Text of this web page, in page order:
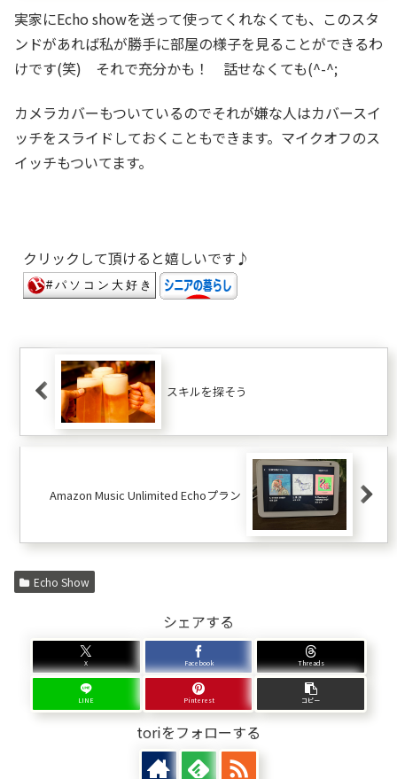
実家にEcho showを送って使ってくれなくても、このスタ
ンドがあれば私が勝手に部屋の様子を見ることができるわ
けです(笑) それで充分かも！ 話せなくても(^-^;
カメラカバーもついているのでそれが嫌な人はカバースイ
ッチをスライドしておくこともできます。マイクオフのス
イッチもついてます。
クリックして頂けると嬉しいです♪
スキルを探そう
Amazon Music Unlimited Echoプラン
Echo Show
シェアする
X Facebook Threads
LINE Pinterest コピー
toriをフォローする